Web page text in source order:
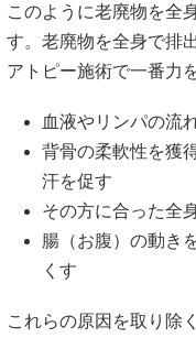
このように老廃物を全
す。老廃物を全身で排
アトピー施術で一番力
血液やリンパの流
背骨の柔軟性を獲
汗を促す
その方に合った全
腸（お腹）の動き
くす
これらの原因を取り除